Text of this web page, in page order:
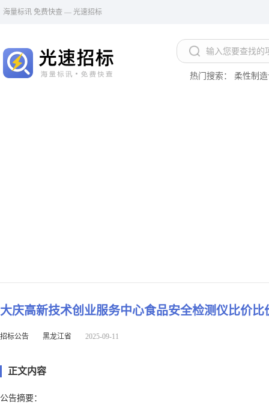
海量标讯 免费快查 — 光速招标
热门搜索： 柔性制
大庆高新技术创业服务中心食品安全检测仪比价比
招标公告 黑龙江省 2025-09-11
正文内容
公告摘要：